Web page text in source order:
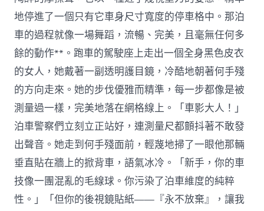
地停進了一個只有它車身尺寸寬度的停車格中。那泊
車的過程就像一場舞蹈，流暢、完美，且毫無任何多
餘的動作**。跑車的駕駛座上走出一個全身黑色皮衣
的女人，她戴著一副透明護目鏡，冷酷地朝著何手殘
的方向走來。她的步伐優雅而精準，每一步都像是被
測量過一樣，完美地落在網格線上。「車影大人！」
泊車警察們立刻立正站好，連測量尺都顫抖著不敢發
出聲音。她走到何手殘面前，輕蔑地掃了一眼他那輛
垂直貼在牆上的掀背車，語氣冰冷。「新手，你的車
技像一團混亂的毛線球。你污染了泊車維度的純粹
性。」「但你的後視鏡貼紙——『永不放棄』，讓我